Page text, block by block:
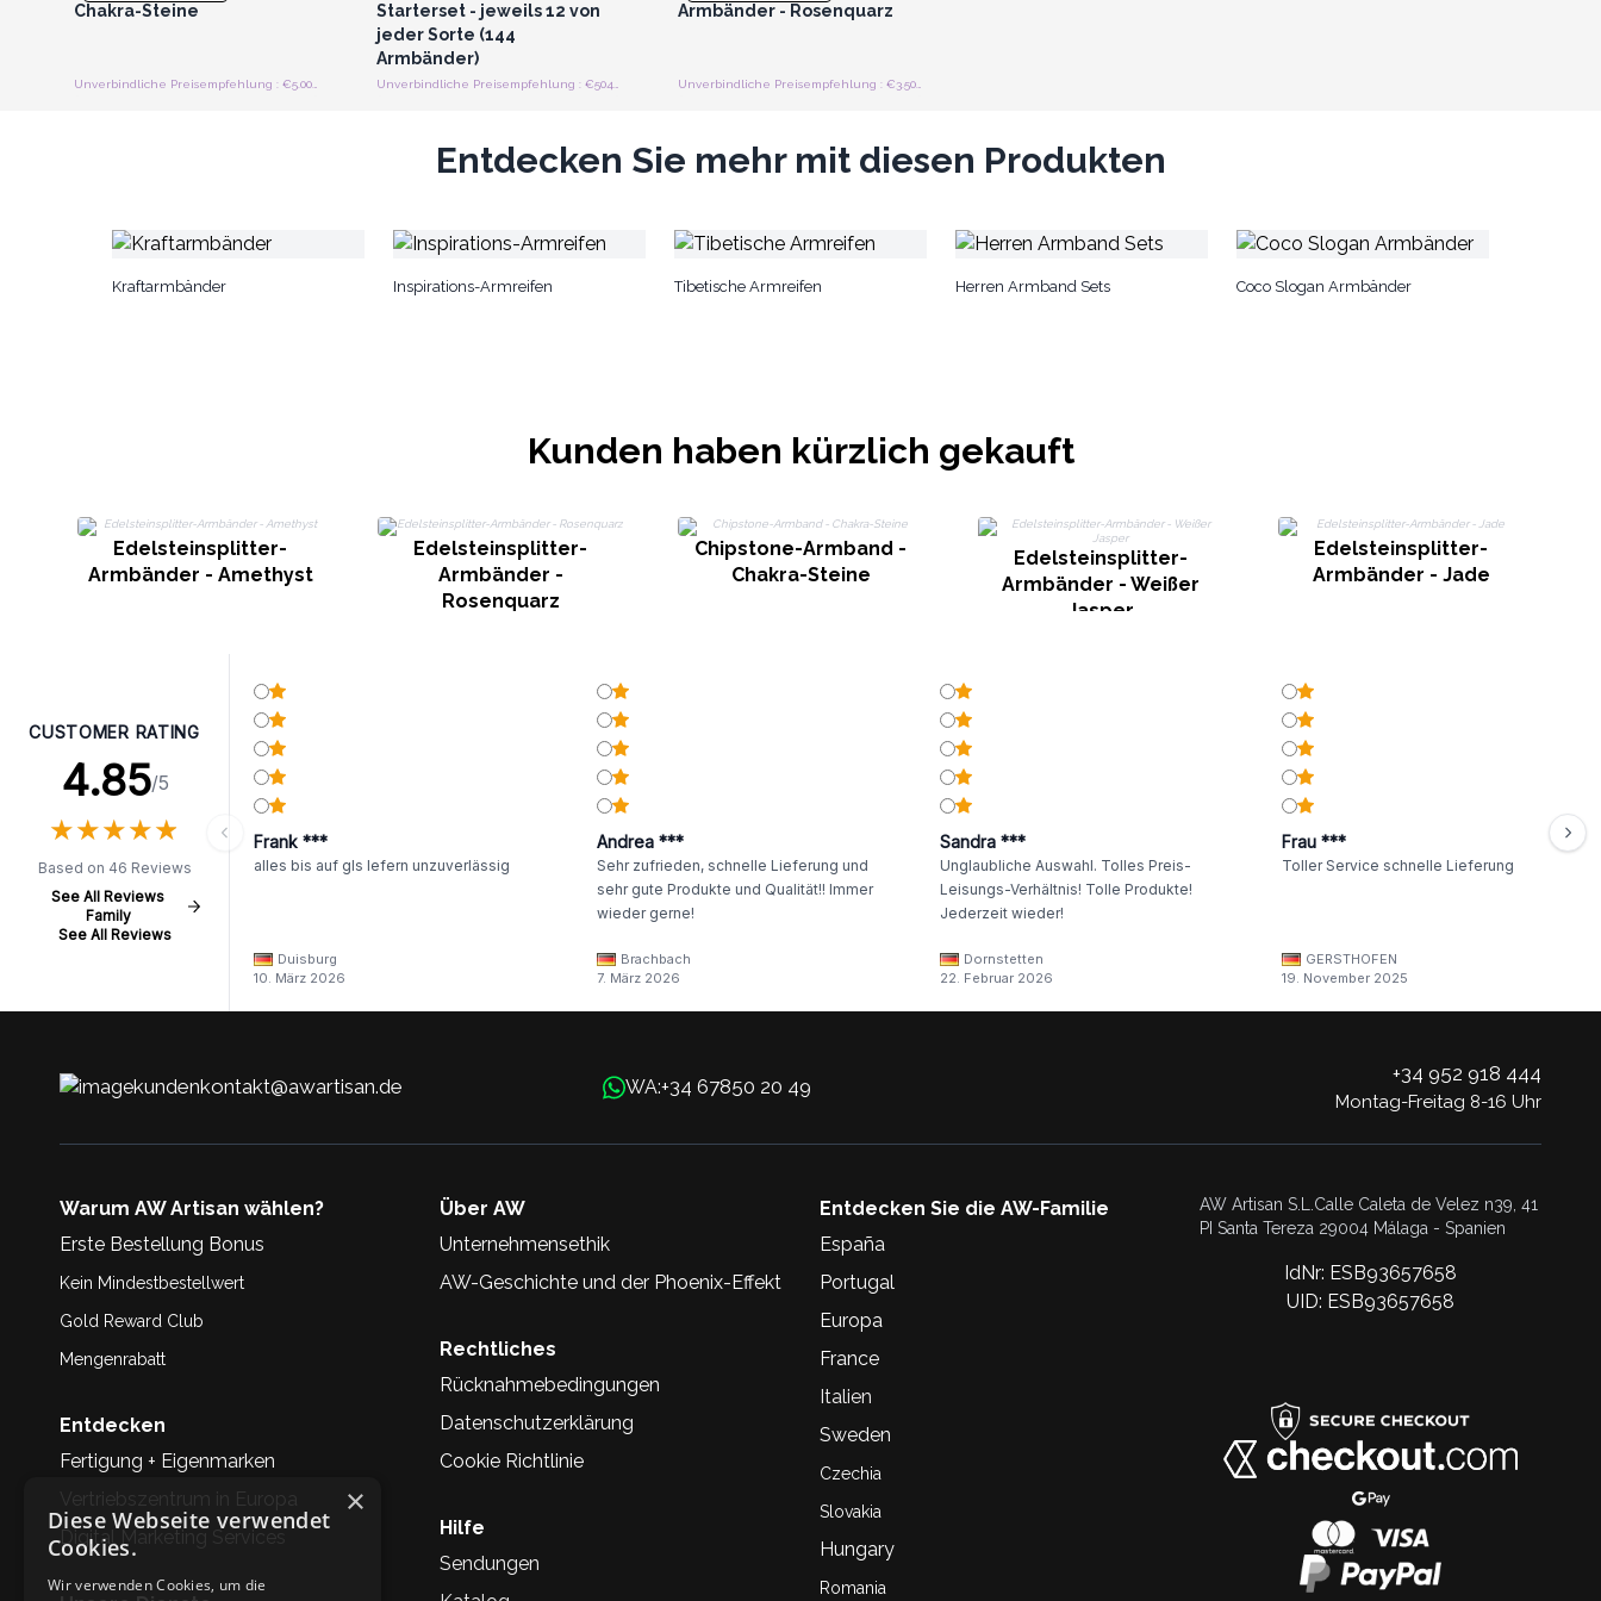
Chakra-Steine
Starterset - jeweils 12 von
jeder Sorte (144
Armbänder)
Armbänder - Rosenquarz
Entdecken Sie mehr mit diesen Produkten
Kraftarmbänder Inspirations-Armreifen Tibetische Armreifen Herren Armband Sets Coco Slogan Armbänder
Kunden haben kürzlich gekauft
Edelsteinsplitter-
Armbänder - Amethyst
Edelsteinsplitter-
Armbänder -
Rosenquarz
Chipstone-Armband -
Chakra-Steine
Edelsteinsplitter-
Armbänder - Weißer
Jasper
Edelsteinsplitter-
Armbänder - Jade
CUSTOMER RATING
4.85/5
★★★★★
★★★★★
Based on 46 Reviews
See All Reviews
Family
See All Reviews
Frank ***
alles bis auf gls lefern unzuverlässig
Duisburg
10. März 2026
Andrea ***
Sehr zufrieden, schnelle Lieferung und
sehr gute Produkte und Qualität!! Immer
wieder gerne!
Brachbach
7. März 2026
Sandra ***
Unglaubliche Auswahl. Tolles Preis-
Leisungs-Verhältnis! Tolle Produkte!
Jederzeit wieder!
Dornstetten
22. Februar 2026
Frau ***
Toller Service schnelle Lieferung
GERSTHOFEN
19. November 2025
kundenkontakt@awartisan.de WA:+34 67850 20 49
+34 952 918 444
Montag-Freitag 8-16 Uhr
Warum AW Artisan wählen?
Erste Bestellung Bonus
Kein Mindestbestellwert
Gold Reward Club
Mengenrabatt
Entdecken
Fertigung + Eigenmarken
Vertriebszentrum in Europa
Digital Marketing Services
Über AW
Unternehmensethik
AW-Geschichte und der Phoenix-Effekt
Rechtliches
Rücknahmebedingungen
Datenschutzerklärung
Cookie Richtlinie
Hilfe
Sendungen
Entdecken Sie die AW-Familie
España
Portugal
Europa
France
Italien
Sweden
Czechia
Slovakia
Hungary
Romania
AW Artisan S.L.Calle Caleta de Velez n39, 41
PI Santa Tereza 29004 Málaga - Spanien
IdNr: ESB93657658
UID: ESB93657658
×
Diese Webseite verwendet
Cookies.
Wir verwenden Cookies, um die